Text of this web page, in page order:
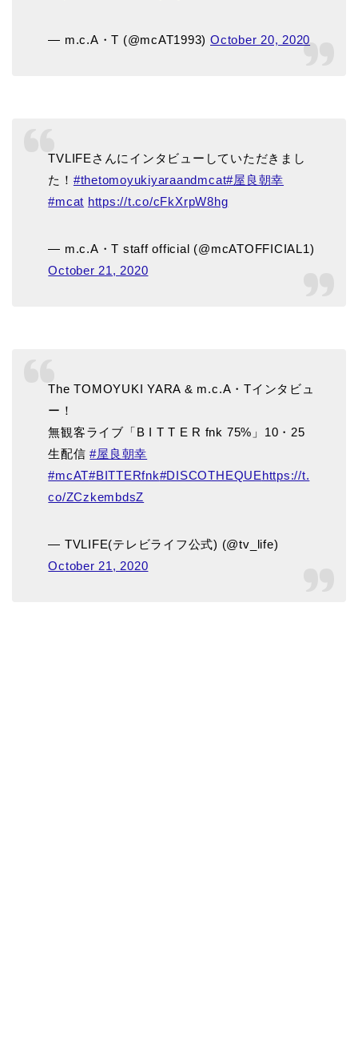
— m.c.A・T (@mcAT1993) October 20, 2020
TVLIFEさんにインタビューしていただきまし
た！ #thetomoyukiyaraandmcat#屋良朝幸
#mcat https://t.co/cFkXrpW8hg
— m.c.A・T staff official (@mcATOFFICIAL1)
October 21, 2020
The TOMOYUKI YARA & m.c.A・Tインタビュ
ー！
無観客ライブ「B I T T E R fnk 75%」10・25
生配信#屋良朝幸
#mcAT#BITTERfnk#DISCOTHEQUEhttps://t.
co/ZCzkembdsZ
— TVLIFE(テレビライフ公式) (@tv_life)
October 21, 2020